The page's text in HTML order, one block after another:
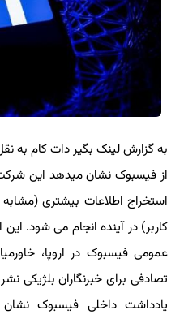
به گزارش لینک بگیر دات کام به
از فیسبوک نشان میدهد این
کاربر) در آینده انجام می شود. این
عمومی فیسبوک در اروپا،
یادداشت داخلی فیسبوک نشان